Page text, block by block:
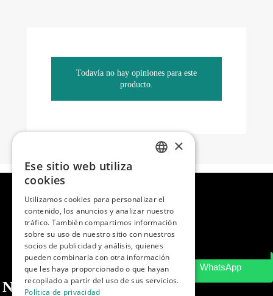
Todavía no hay opiniones para este
producto.
Nosotros
PORTUGUESE
×
Ese sitio web utiliza
cookies
Utilizamos cookies para personalizar el
contenido, los anuncios y analizar nuestro
tráfico. También compartimos información
sobre su uso de nuestro sitio con nuestros
socios de publicidad y análisis, quienes
pueden combinarla con otra información
que les haya proporcionado o que hayan
recopilado a partir del uso de sus servicios.
Política de privacidad